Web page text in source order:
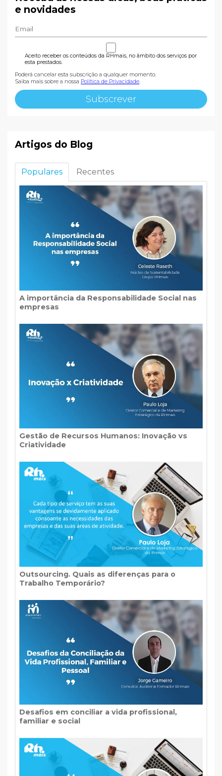
e novidades
Aceito receber os conteúdos da RHmais, no âmbito dos serviços por
esta prestados.
Poderá cancelar esta subscrição a qualquer momento.
Saiba mais sobre a nossa Política de Privacidade.
Artigos do Blog
Populares Recentes
A importância da Responsabilidade Social nas
empresas
Gestão de Recursos Humanos: Inovação vs
Criatividade
Outsourcing. Quais as diferenças para o
Trabalho Temporário?
Desafios em conciliar a vida profissional,
familiar e social